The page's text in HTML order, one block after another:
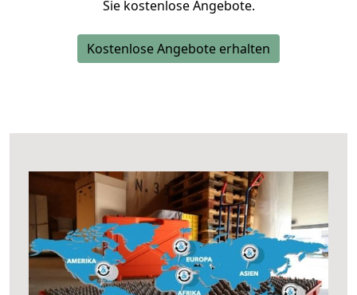
Sie kostenlose Angebote.
Kostenlose Angebote erhalten